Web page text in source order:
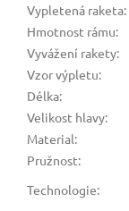
Vypletená raketa:
Hmotnost rámu:
Vyvážení rakety:
Vzor výpletu:
Délka:
Velikost hlavy:
Material:
Pružnost:
Technologie: